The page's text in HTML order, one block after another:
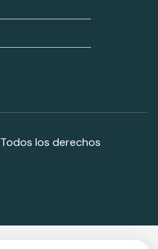
los derechos